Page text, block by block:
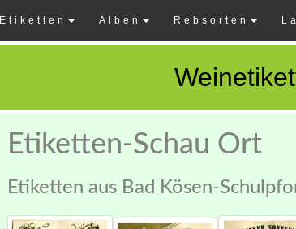
Etiketten Alben Rebsorten
Etiketten-Schau Ort
Etiketten aus Bad Kösen-